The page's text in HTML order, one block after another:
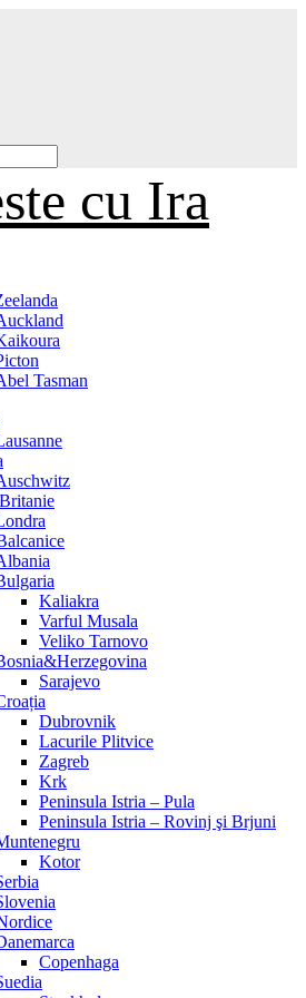
cu Ira
Tasman
Kaliakra
Varful Musala
Veliko Tarnovo
Sarajevo
Dubrovnik
Lacurile Plitvice
Zagreb
Krk
Peninsula Istria – Pula
Peninsula Istria – Rovinj şi Brjuni
Kotor
Copenhaga